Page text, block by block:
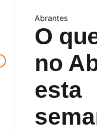
Abrantes
O
no
esta